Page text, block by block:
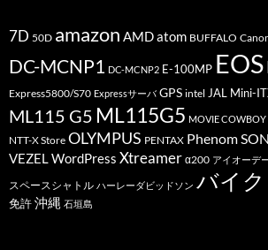
7D 50D amazon AMDatom BUFFALO
DC-MCNP1 DC-MCNP2 E-100MP EOS
Express5800/S70 Expressサーバ GPS intel JAL Mini-
ML115 G5 ML115G5 MOVIE COWBOY
NTT-X Store OLYMPUS PENTAX Phenom
VEZELWordPress Xtreamer α200 アイオーデ
スペースシャトル ハーレーダビッドソン バイク
免許沖縄 石垣島